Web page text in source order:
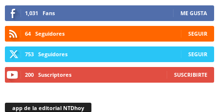
1,031 Fans ME GUSTA
64 Seguidores SEGUIR
753 Seguidores SEGUIR
200 Suscriptores SUSCRIBIRTE
app de la editorial NTDhoy